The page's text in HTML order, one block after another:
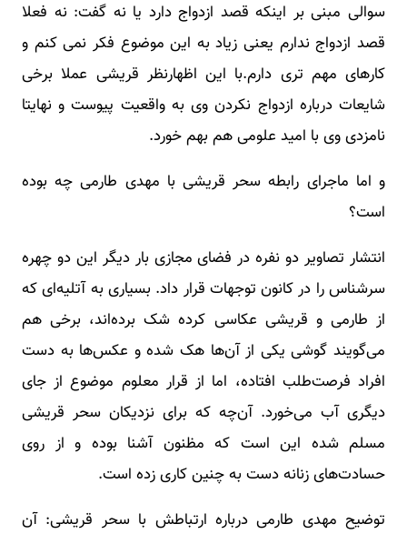
سوالی مبنی بر اینکه قصد ازدواج دارد یا نه گفت: نه فعلا
قصد ازدواج ندارم یعنی زیاد به این موضوع فکر نمی کنم و
کارهای مهم تری دارم.با این اظهارنظر قریشی عملا برخی
شایعات درباره ازدواج نکردن وی به واقعیت پیوست و نهایتا
نامزدی وی با امید علومی هم بهم خورد.
و اما ماجرای رابطه سحر قریشی با مهدی طارمی چه بوده
است؟
انتشار تصاویر دو نفره در فضای مجازی بار دیگر این دو چهره
سرشناس را در کانون توجهات قرار داد. بسیاری به آتلیه‌ای که
از طارمی و قریشی عکاسی کرده شک برده‌اند، برخی هم
می‌گویند گوشی یکی از آن‌ها هک شده و عکس‌ها به دست
افراد فرصت‌طلب افتاده، اما از قرار معلوم موضوع از جای
دیگری آب می‌خورد. آن‌چه که برای نزدیکان سحر قریشی
مسلم شده این است که مظنون آشنا بوده و از روی
حسادت‌های زنانه دست به چنین کاری زده است.
توضیح مهدی طارمی درباره ارتباطش با سحر قریشی: آن